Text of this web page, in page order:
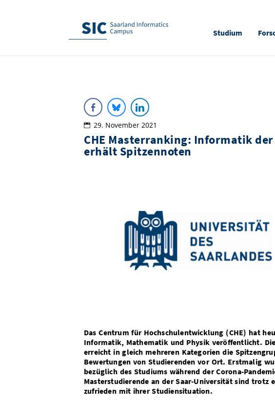
Studium
29. November 2021
CHE Masterranking: Informatik
erhält Spitzennoten
Das Centrum für Hochschulentwicklung (CHE) hat
Informatik, Mathematik und Physik veröffentlicht.
erreicht in gleich mehreren Kategorien die
Bewertungen von Studierenden vor Ort. Erstmalig
bezüglich des Studiums während der Corona-
Masterstudierende an der Saar-Universität sind trotz
zufrieden mit ihrer Studiensituation.